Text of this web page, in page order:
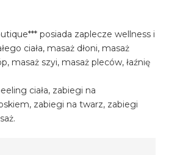
posiada zaplecze wellness i
ciała, masaż dłoni, masaż
masaż szyi, masaż pleców, łaźnię
ciała, zabiegi na
zabiegi na twarz, zabiegi